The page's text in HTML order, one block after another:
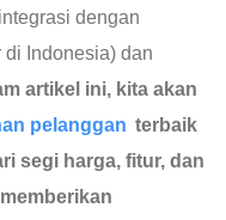
dengan
Indonesia) dan
artikel ini, kita akan
pelanggan terbaik
segi harga, fitur, dan